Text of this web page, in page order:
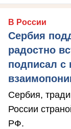
В России
Сербия
радостно
подписал
Сербия,
России
РФ.